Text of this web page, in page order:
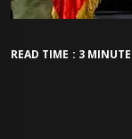
READ TIME : 3